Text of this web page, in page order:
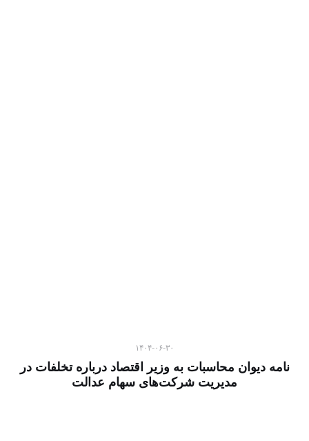
۱۴۰۴-۰۶-۳۰
نامه دیوان محاسبات به وزیر اقتصاد درباره تخلفات در
مدیریت شرکت‌های سهام عدالت